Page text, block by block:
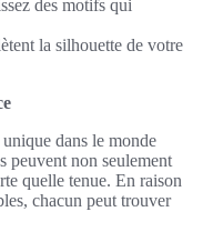
des motifs qui
la silhouette de votre
dans le monde
peuvent non seulement
quelle tenue. En raison
chacun peut trouver